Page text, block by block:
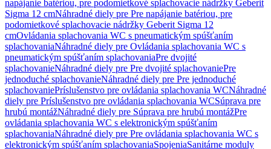
napájanie batériou, pre podomietkové splachovacie nádržky Geberit
Sigma 12 cmNáhradné diely pre Pre napájanie batériou, pre
podomietkové splachovacie nádržky Geberit Sigma 12
cmOvládania splachovania WC s pneumatickým spúšťaním
splachovaniaNáhradné diely pre Ovládania splachovania WC s
pneumatickým spúšťaním splachovaniaPre dvojité
splachovanieNáhradné diely pre Pre dvojité splachovaniePre
jednoduché splachovanieNáhradné diely pre Pre jednoduché
splachovaniePríslušenstvo pre ovládania splachovania WCNáhradné
diely pre Príslušenstvo pre ovládania splachovania WCSúprava pre
hrubú montážNáhradné diely pre Súprava pre hrubú montážPre
ovládania splachovania WC s elektronickým spúšťaním
splachovaniaNáhradné diely pre Pre ovládania splachovania WC s
elektronickým spúšťaním splachovaniaSpojeniaSanitárne moduly